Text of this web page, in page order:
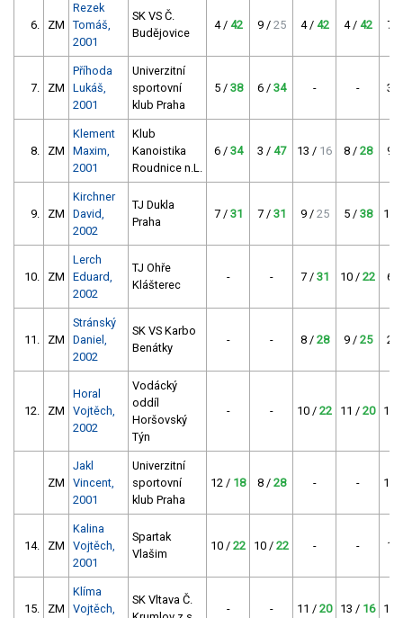
6. ZM
Rezek
Tomáš,
2001
SK VS Č.
Budějovice
4 / 42 9 / 25 4 / 42 4 / 42 7 /
7. ZM
Příhoda
Lukáš,
2001
Univerzitní
sportovní
klub Praha
5 / 38 6 / 34 - - 3 /
8. ZM
Klement
Maxim,
2001
Klub
Kanoistika
Roudnice n.L.
6 / 34 3 / 47 13 / 16 8 / 28 9 /
9. ZM
Kirchner
David,
2002
TJ Dukla
Praha
7 / 31 7 / 31 9 / 25 5 / 38 11
10. ZM
Lerch
Eduard,
2002
TJ Ohře
Klášterec
- - 7 / 31 10 / 22 6 /
11. ZM
Stránský
Daniel,
2002
SK VS Karbo
Benátky
- - 8 / 28 9 / 25
12. ZM
Horal
Vojtěch,
2002
Vodácký
oddíl
Horšovský
Týn
- - 10 / 22 11 / 20 13
ZM
Jakl
Vincent,
2001
Univerzitní
sportovní
klub Praha
12 / 18 8 / 28 - - 15
14. ZM
Kalina
Vojtěch,
2001
Spartak
Vlašim
10 / 22 10 / 22 - -
15. ZM
Klíma
Vojtěch,
SK Vltava Č.
- - 11 / 20 13 / 16 14